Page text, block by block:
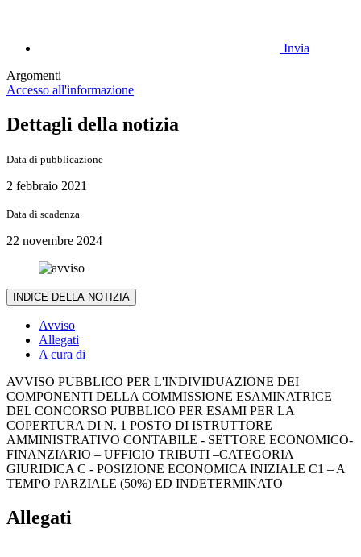
Invia
Argomenti
Accesso all'informazione
Dettagli della notizia
Data di pubblicazione
2 febbraio 2021
Data di scadenza
22 novembre 2024
INDICE DELLA NOTIZIA
Avviso
Allegati
A cura di
AVVISO PUBBLICO PER L'INDIVIDUAZIONE DEI
COMPONENTI DELLA COMMISSIONE ESAMINATRICE
DEL CONCORSO PUBBLICO PER ESAMI PER LA
COPERTURA DI N. 1 POSTO DI ISTRUTTORE
AMMINISTRATIVO CONTABILE - SETTORE ECONOMICO-
FINANZIARIO – UFFICIO TRIBUTI –CATEGORIA
GIURIDICA C - POSIZIONE ECONOMICA INIZIALE C1 – A
TEMPO PARZIALE (50%) ED INDETERMINATO
Allegati